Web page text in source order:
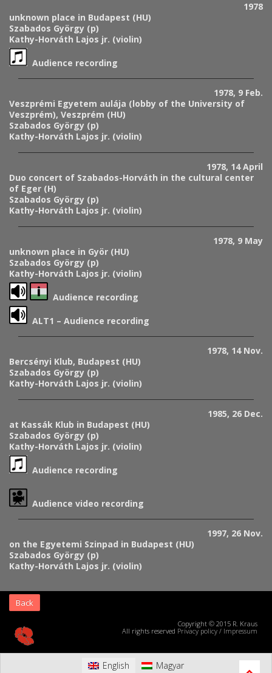
1978
unknown place in Budapest (HU)
Szabados György (p)
Kathy-Horváth Lajos jr. (violin)
Audience recording
1978, 9 Feb.
Veszprémi Egyetem aulája (lobby of the University of
Veszprém), Veszprém (HU)
Szabados György (p)
Kathy-Horváth Lajos jr. (violin)
1978, 14 April
Duo concert of Szabados-Horváth in the cultural center
of Eger (H)
Szabados György (p)
Kathy-Horváth Lajos jr. (violin)
1978, 9 May
unknown place in Györ (HU)
Szabados György (p)
Kathy-Horváth Lajos jr. (violin)
Audience recording
ALT1 – Audience recording
1978, 14 Nov.
Bercsényi Klub, Budapest (HU)
Szabados György (p)
Kathy-Horváth Lajos jr. (violin)
1985, 26 Dec.
at Kassák Klub in Budapest (HU)
Szabados György (p)
Kathy-Horváth Lajos jr. (violin)
Audience recording
Audience video recording
1997, 26 Nov.
on the Egyetemi Szinpad in Budapest (HU)
Szabados György (p)
Kathy-Horváth Lajos jr. (violin)
Back
Copyright © 2015 R. Kraus
All rights reserved Privacy policy / Impressum
English Magyar